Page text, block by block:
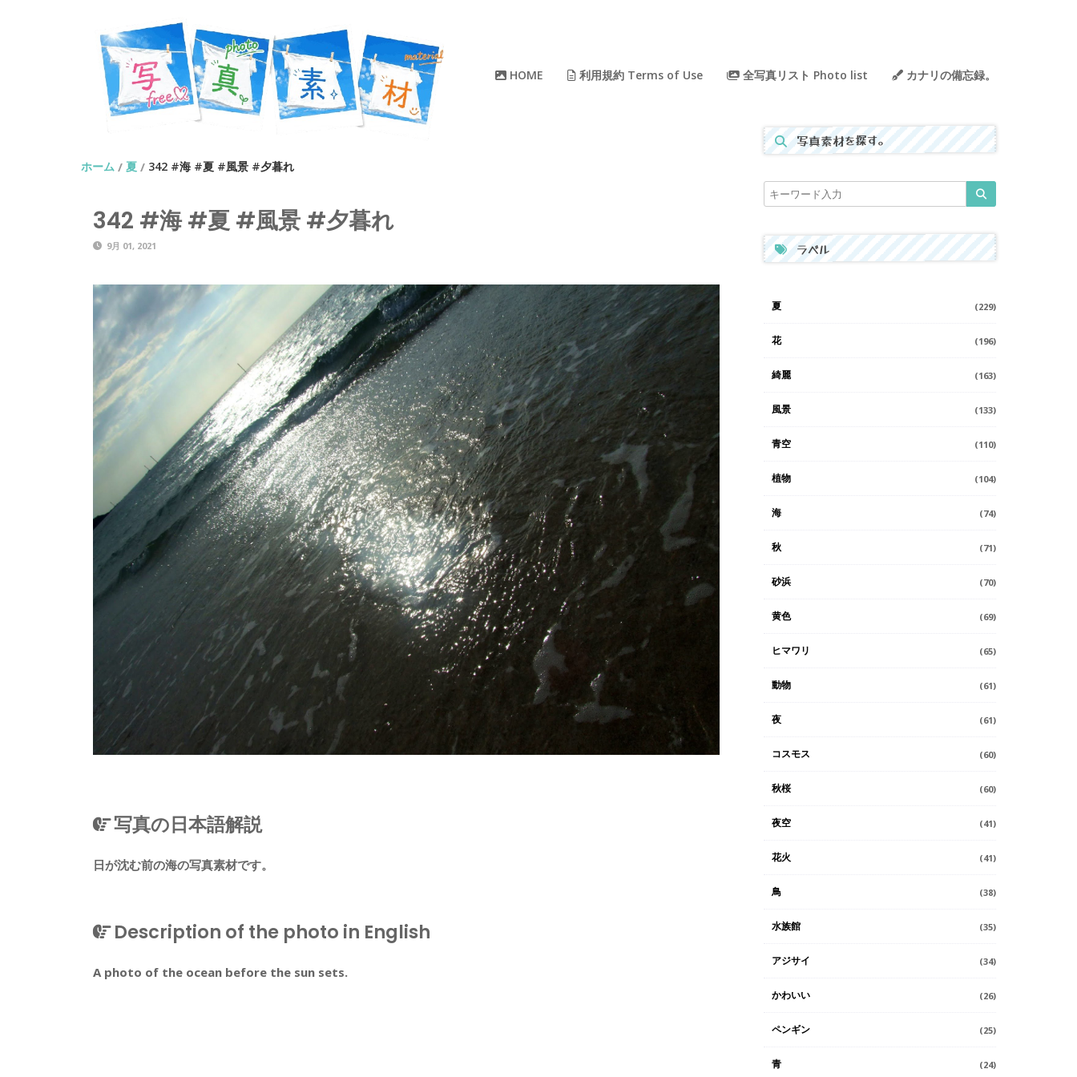
HOME 利用規約 Terms of Use 全写真リスト Photo list カナリの備忘録。
ホーム / 夏 / 342 #海 #夏 #風景 #夕暮れ
342 #海 #夏 #風景 #夕暮れ
9月 01, 2021
写真の日本語解説
日が沈む前の海の写真素材です。
Description of the photo in English
A photo of the ocean before the sun sets.
写真素材を探す。
ラベル
夏 (229)
花 (196)
綺麗 (163)
風景 (133)
青空 (110)
植物 (104)
海 (74)
秋 (71)
砂浜 (70)
黄色 (69)
ヒマワリ (65)
動物 (61)
夜 (61)
コスモス (60)
秋桜 (60)
夜空 (41)
花火 (41)
鳥 (38)
水族館 (35)
アジサイ (34)
かわいい (26)
ペンギン (25)
青 (24)